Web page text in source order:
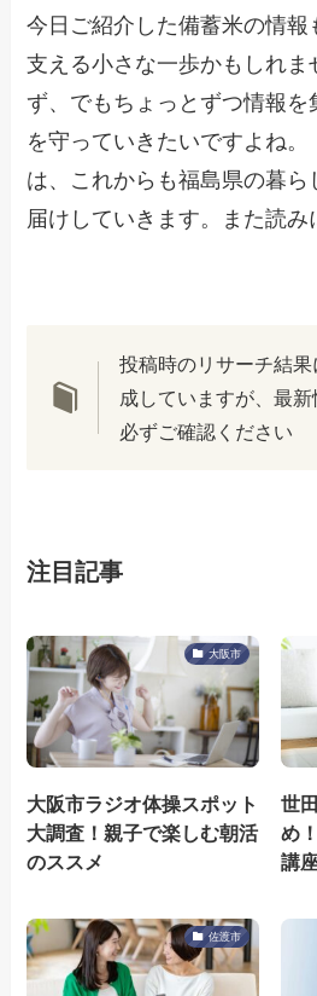
今日ご紹介した備蓄米の情報
支える小さな一歩かもしれま
ず、でもちょっとずつ情報
を守っていきたいですよね
は、これからも福島県の暮ら
届けしていきます。また読
投稿時のリサーチ結
成していますが、最
必ずご確認ください
注目記事
大阪市
大阪市ラジオ体操スポット
大調査！親子で楽しむ朝活
のススメ
世
め
講
佐渡市